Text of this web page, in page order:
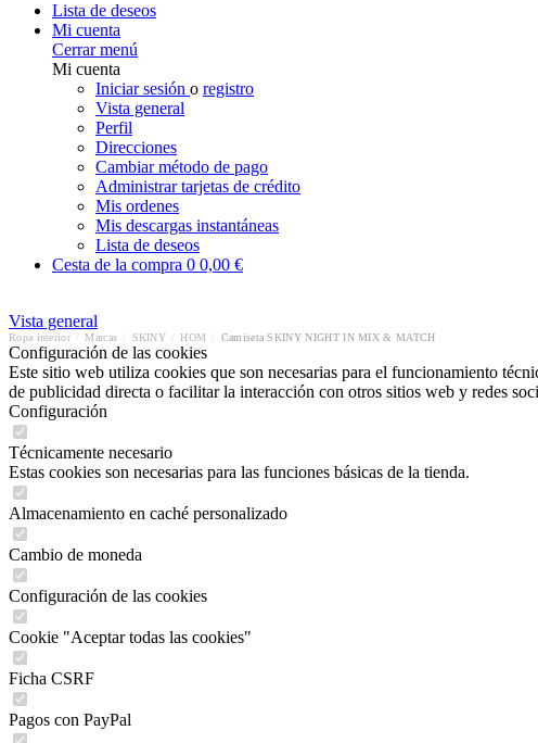
Lista de deseos
Mi cuenta
Cerrar menú
Mi cuenta
Iniciar sesión o registro
Vista general
Perfil
Direcciones
Cambiar método de pago
Administrar tarjetas de crédito
Mis ordenes
Mis descargas instantáneas
Lista de deseos
Cesta de la compra 0 0,00 €
Vista general
Ropa interior Marcas SKINY HOM Camiseta SKINY NIGHT IN MIX & MATCH
Configuración de las cookies
Este sitio web utiliza cookies que son necesarias para el funcionamiento
de publicidad directa o facilitar la interacción con otros sitios web y redes
Configuración
Técnicamente necesario
Estas cookies son necesarias para las funciones básicas de la tienda.
Almacenamiento en caché personalizado
Cambio de moneda
Configuración de las cookies
Cookie "Aceptar todas las cookies"
Ficha CSRF
Pagos con PayPal